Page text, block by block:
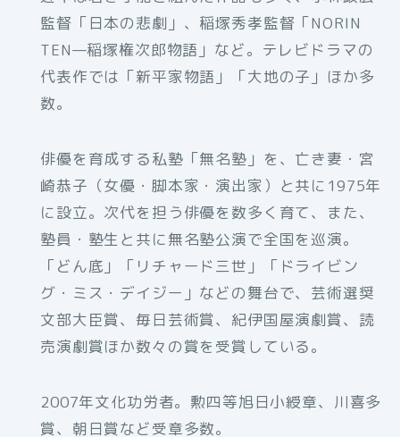
監督「日本の悲劇」、稲塚秀孝監督「NORIN
TEN—稲塚権次郎物語」など。テレビドラマの
代表作では「新平家物語」「大地の子」ほか多
数。
俳優を育成する私塾「無名塾」を、亡き妻・宮
崎恭子（女優・脚本家・演出家）と共に1975年
に設立。次代を担う俳優を数多く育て、また、
塾員・塾生と共に無名塾公演で全国を巡演。
「どん底」「リチャード三世」「ドライビン
グ・ミス・デイジー」などの舞台で、芸術選奨
文部大臣賞、毎日芸術賞、紀伊国屋演劇賞、読
売演劇賞ほか数々の賞を受賞している。
2007年文化功労者。勲四等旭日小綬章、川喜多
賞、朝日賞など受章多数。